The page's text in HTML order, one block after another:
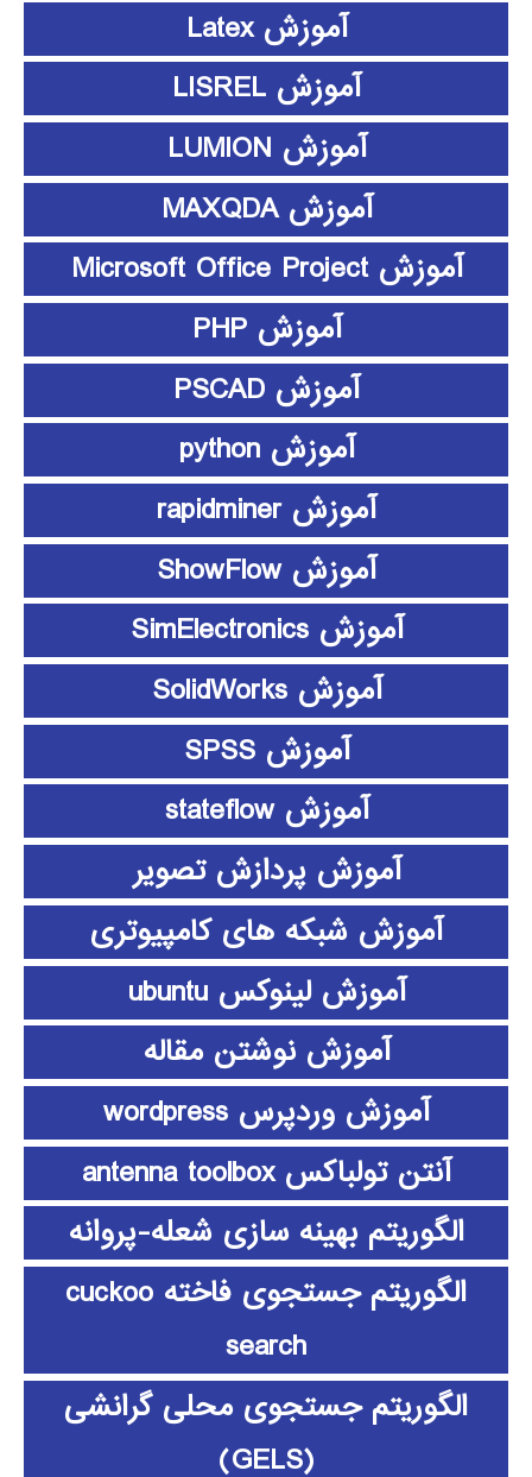
آموزش Latex
آموزش LISREL
آموزش LUMION
آموزش MAXQDA
آموزش Microsoft Office Project
آموزش PHP
آموزش PSCAD
آموزش python
آموزش rapidminer
آموزش ShowFlow
آموزش SimElectronics
آموزش SolidWorks
آموزش SPSS
آموزش stateflow
آموزش پردازش تصویر
آموزش شبکه های کامپیوتری
آموزش لینوکس ubuntu
آموزش نوشتن مقاله
آموزش وردپرس wordpress
آنتن تولباکس antenna toolbox
الگوریتم بهینه سازی شعله-پروانه
الگوریتم جستجوی فاخته cuckoo
search
الگوریتم جستجوی محلی گرانشی
(GELS)